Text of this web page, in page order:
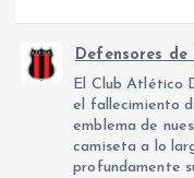
Defensores de
El Club Atlético
el fallecimiento
emblema de
camiseta a lo
profundamente